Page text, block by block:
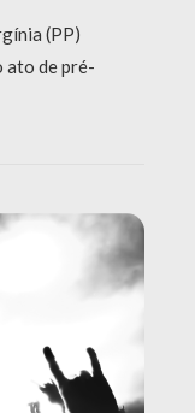
(PP)
ato de pré-